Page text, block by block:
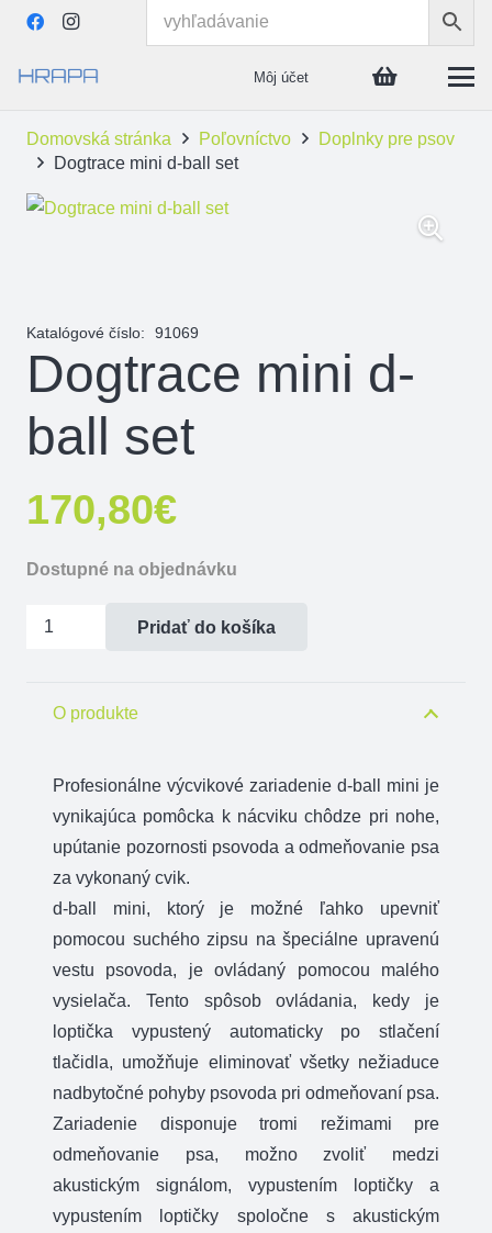
Môj účet
Domovská stránka Poľovníctvo
Doplnky pre psov
Dogtrace mini d-ball set
Katalógové číslo: 91069
Dogtrace mini d-
ball set
170,80€
Dostupné na objednávku
množstvo
Pridať do košíka
O produkte
Profesionálne výcvikové zariadenie d-ball mini je
vynikajúca pomôcka k nácviku chôdze pri nohe,
upútanie pozornosti psovoda a odmeňovanie psa
za vykonaný cvik.
d-ball mini, ktorý je možné ľahko upevniť
pomocou suchého zipsu na špeciálne upravenú
vestu psovoda, je ovládaný pomocou malého
vysielača. Tento spôsob ovládania, kedy je
loptička vypustený automaticky po stlačení
tlačidla, umožňuje eliminovať všetky nežiaduce
nadbytočné pohyby psovoda pri odmeňovaní psa.
Zariadenie disponuje tromi režimami pre
odmeňovanie psa, možno zvoliť medzi
akustickým signálom, vypustením loptičky a
vypustením loptičky spoločne s akustickým